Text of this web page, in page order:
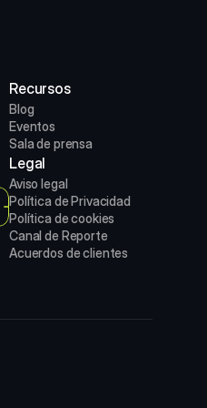
Recursos
Blog
Eventos
Sala de prensa
Legal
Aviso legal
Política de Privacidad
Política de cookies
Canal de Reporte
Acuerdos de clientes